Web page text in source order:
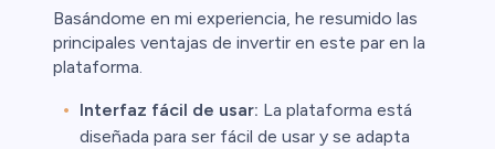
Basándome en mi experiencia, he resumido las
principales ventajas de invertir en este par en la
plataforma.
Interfaz fácil de usar: La plataforma está
diseñada para ser fácil de usar y se adapta